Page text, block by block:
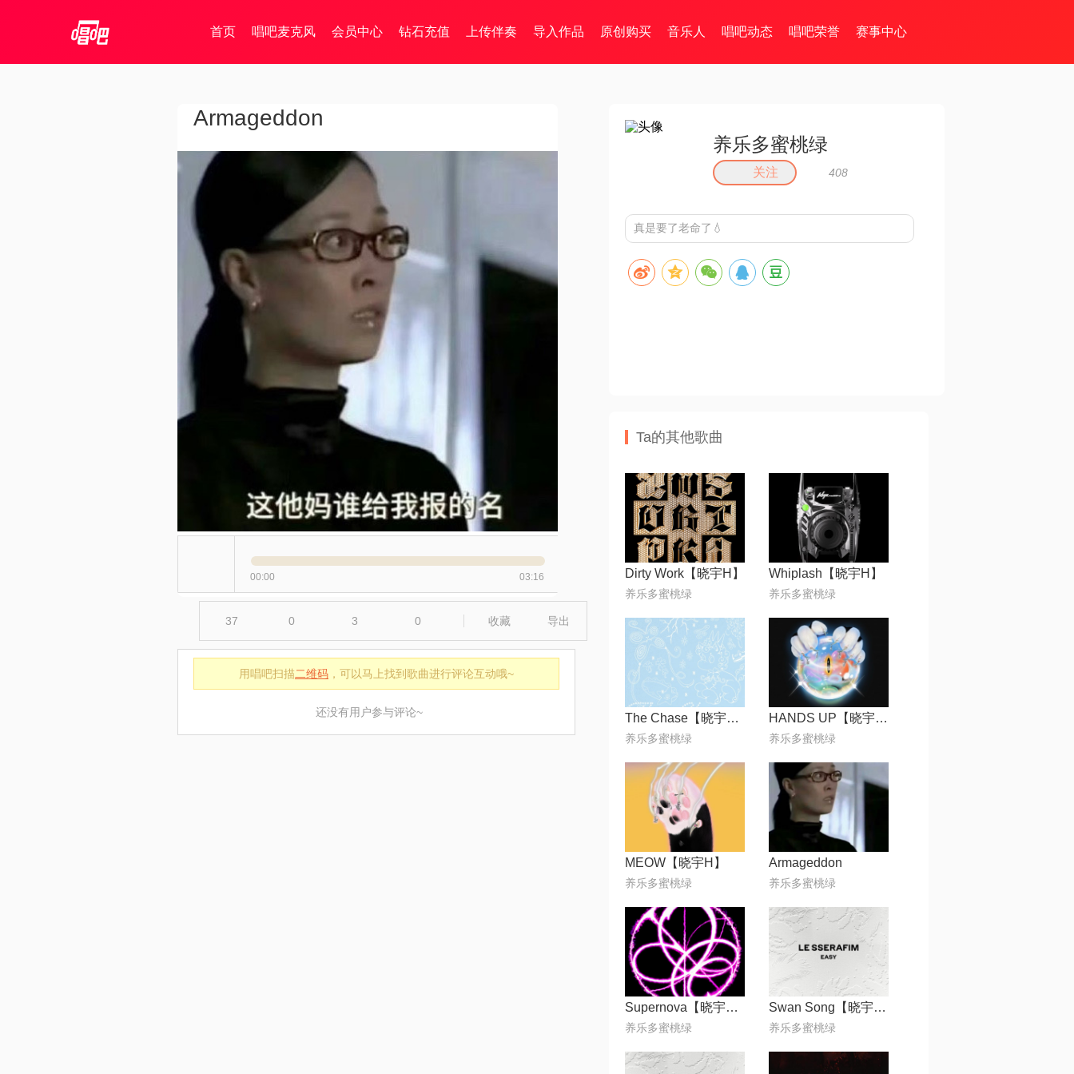
首页 唱吧麦克风 会员中心 钻石充值 上传伴奏 导入作品 原创购买 音乐人 唱吧动态 唱吧荣誉 赛事中心
Armageddon
00:00 03:16
37 0 3 0 收藏 导出
用唱吧扫描二维码 ，可以马上找到歌曲进行评论互动哦~
还没有用户参与评论~
养乐多蜜桃绿
关注 408
真是要了老命了💧
Ta的其他歌曲
Dirty Work【晓宇H】
养乐多蜜桃绿
Whiplash【晓宇H】
养乐多蜜桃绿
The Chase【晓宇H】
养乐多蜜桃绿
HANDS UP【晓宇H】
养乐多蜜桃绿
MEOW【晓宇H】
养乐多蜜桃绿
Armageddon
养乐多蜜桃绿
Supernova【晓宇H】
养乐多蜜桃绿
Swan Song【晓宇H】
养乐多蜜桃绿